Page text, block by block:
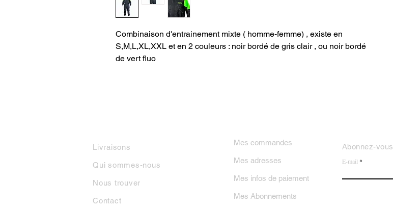
Combinaison d'entrainement mixte ( homme-femme) , existe en
S,M,L,XL,XXL et en 2 couleurs : noir bordé de gris clair , ou noir bordé
de vert fluo
Livraisons
Qui sommes-nous
Nous trouver
Contact
Abonnez-vous
E-mail
Mes commandes
Mes adresses
Mes infos de paiement
Mes Abonnements